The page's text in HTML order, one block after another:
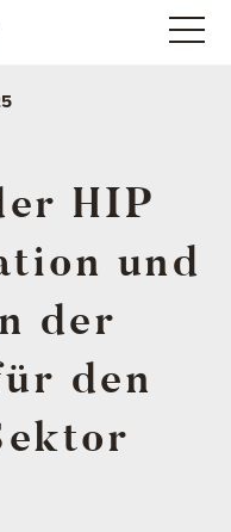
HIP
und
der
den